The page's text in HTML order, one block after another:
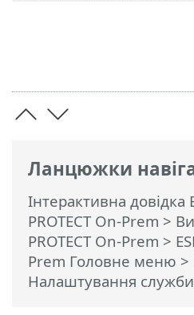
Ланцюжки
Інтерактивна довідка
PROTECT On-Prem >
PROTECT On-Prem >
Prem Головне меню >
Налаштування служби